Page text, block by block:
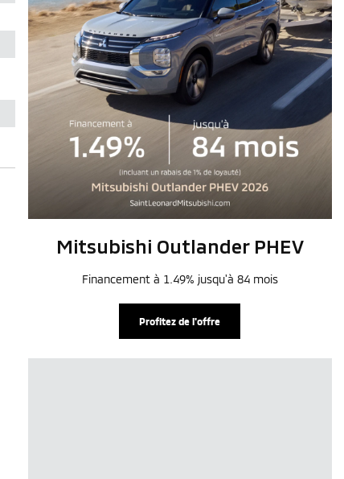
Mitsubishi Outlander PHEV
Financement à 1.49% jusqu'à 84 mois
Profitez de l'offre